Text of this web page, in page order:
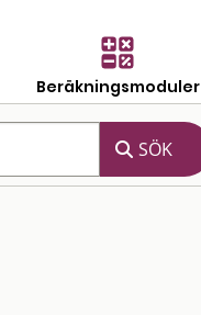
Beräkningsmoduler